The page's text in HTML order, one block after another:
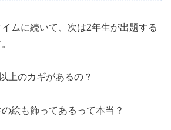
ムに続いて、次は2年生が出題する
上のカギがあるの？
絵も飾ってあるって本当？